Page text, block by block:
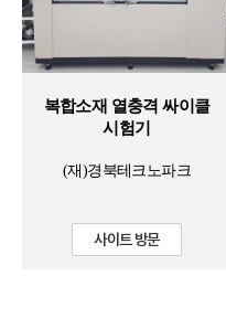
복합소재 열충격 싸이클
시험기
(재)경북테크노파크
사이트 방문